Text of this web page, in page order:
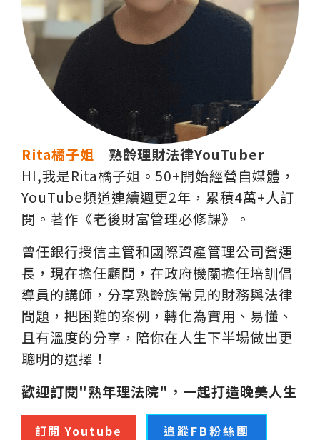
Rita橘子姐 ｜熟齡理財法律YouTuber
HI,我是Rita橘子姐。50+開始經營自媒體，
YouTube頻道連續週更2年，累積4萬+人訂
閱。著作《老後財富管理必修課》。
曾任銀行授信主管和國際資產管理公司營運
長，現在擔任顧問，在政府機關擔任培訓倡
導員的講師，分享熟齡族常見的財務與法律
問題，把困難的案例，轉化為實用、易懂、
且有溫度的分享，陪你在人生下半場做出更
聰明的選擇！
歡迎訂閱"熟年理法院"，一起打造晚美人生
訂閱 Youtube 追蹤FB粉絲團